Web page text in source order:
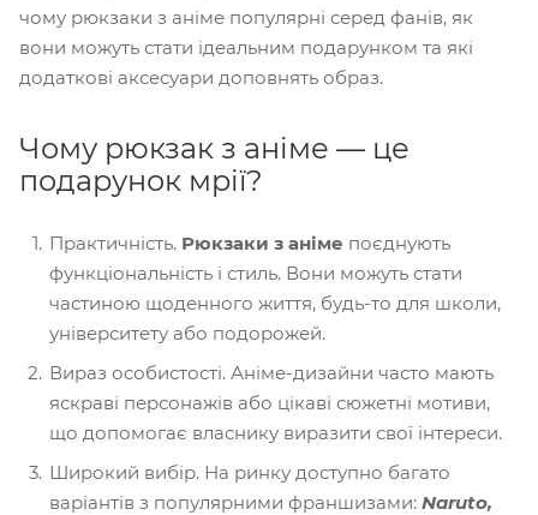
чому рюкзаки з аніме популярні серед фанів, як
вони можуть стати ідеальним подарунком та які
додаткові аксесуари доповнять образ.
Чому рюкзак з аніме — це
подарунок мрії?
Практичність. Рюкзаки з аніме поєднують
функціональність і стиль. Вони можуть стати
частиною щоденного життя, будь-то для школи,
університету або подорожей.
Вираз особистості. Аніме-дизайни часто мають
яскраві персонажів або цікаві сюжетні мотиви,
що допомогає власнику виразити свої інтереси.
Широкий вибір. На ринку доступно багато
варіантів з популярними франшизами: Naruto,